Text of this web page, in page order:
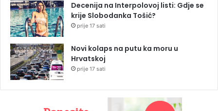
Decenija na Interpolovoj listi: Gdje se
krije Slobodanka Tošić?
prije 17 sati
Novi kolaps na putu ka moru u
Hrvatskoj
prije 17 sati